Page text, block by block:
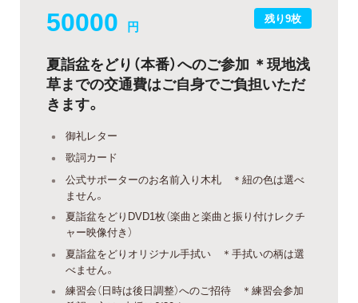
残り9枚
50000 円
夏詣盆をどり（本番）へのご参加 ＊現地浅
草までの交通費はご自身でご負担いただ
きます。
御礼レター
歌詞カード
公式サポーターのお名前入り木札 ＊紐の色は選べ
ません。
夏詣盆をどりDVD1枚（楽曲と楽曲と振り付けレクチ
ャー映像付き）
夏詣盆をどりオリジナル手拭い ＊手拭いの柄は選
べません。
練習会（日時は後日調整）へのご招待 ＊練習会参加